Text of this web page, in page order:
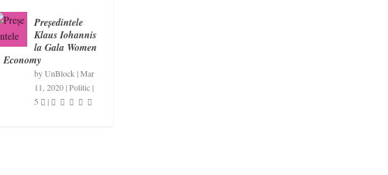
Președintele
Klaus Iohannis
la Gala Women
byUnBlock |Mar
11, 2020|Politic|
5
|